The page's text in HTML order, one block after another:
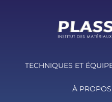
TECHNIQUES ET
À PROPOS